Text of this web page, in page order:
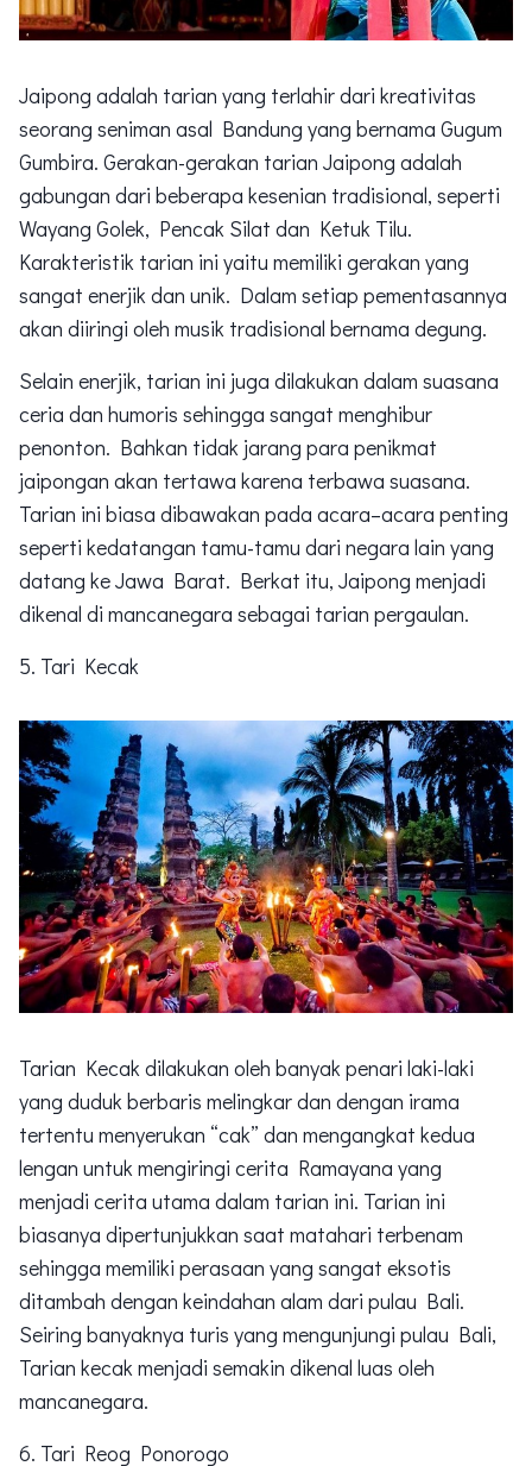
Jaipong adalah tarian yang terlahir dari kreativitas
seorang seniman asal Bandung yang bernama Gugum
Gumbira. Gerakan-gerakan tarian Jaipong adalah
gabungan dari beberapa kesenian tradisional, seperti
Wayang Golek, Pencak Silat dan Ketuk Tilu.
Karakteristik tarian ini yaitu memiliki gerakan yang
sangat enerjik dan unik. Dalam setiap pementasannya
akan diiringi oleh musik tradisional bernama degung.
Selain enerjik, tarian ini juga dilakukan dalam suasana
ceria dan humoris sehingga sangat menghibur
penonton. Bahkan tidak jarang para penikmat
jaipongan akan tertawa karena terbawa suasana.
Tarian ini biasa dibawakan pada acara–acara penting
seperti kedatangan tamu-tamu dari negara lain yang
datang ke Jawa Barat. Berkat itu, Jaipong menjadi
dikenal di mancanegara sebagai tarian pergaulan.
5. Tari Kecak
Tarian Kecak dilakukan oleh banyak penari laki-laki
yang duduk berbaris melingkar dan dengan irama
tertentu menyerukan “cak” dan mengangkat kedua
lengan untuk mengiringi cerita Ramayana yang
menjadi cerita utama dalam tarian ini. Tarian ini
biasanya dipertunjukkan saat matahari terbenam
sehingga memiliki perasaan yang sangat eksotis
ditambah dengan keindahan alam dari pulau Bali.
Seiring banyaknya turis yang mengunjungi pulau Bali,
Tarian kecak menjadi semakin dikenal luas oleh
mancanegara.
6. Tari Reog Ponorogo